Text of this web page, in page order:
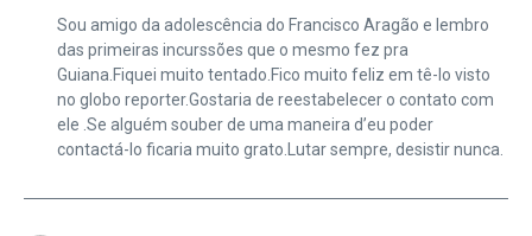
Sou amigo da adolescência do Francisco Aragão e lembro
das primeiras incurssões que o mesmo fez pra
Guiana.Fiquei muito tentado.Fico muito feliz em tê-lo visto
no globo reporter.Gostaria de reestabelecer o contato com
ele .Se alguém souber de uma maneira d’eu poder
contactá-lo ficaria muito grato.Lutar sempre, desistir nunca.